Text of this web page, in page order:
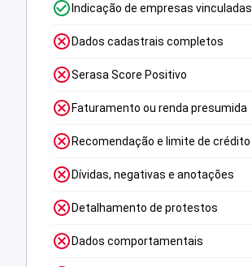
Indicação de empresas vinculadas
Dados cadastrais completos
Serasa Score Positivo
Faturamento ou renda presumida
Recomendação e limite de crédito
Dívidas, negativas e anotações
Detalhamento de protestos
Dados comportamentais